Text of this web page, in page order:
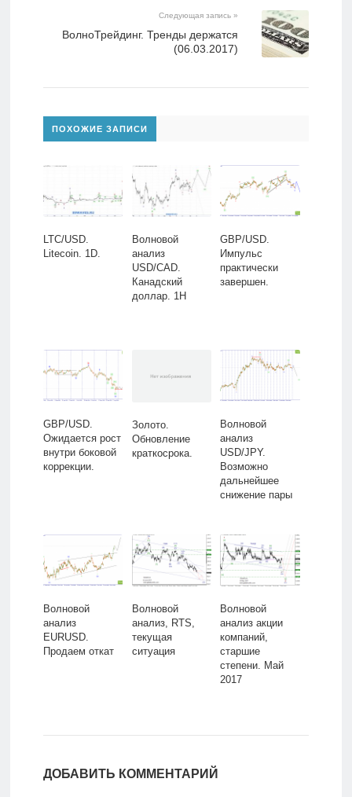
Следующая запись »
ВолноТрейдинг. Тренды держатся
(06.03.2017)
ПОХОЖИЕ ЗАПИСИ
LTC/USD.
Litecoin. 1D.
Волновой
анализ
USD/CAD.
Канадский
доллар. 1H
GBP/USD.
Импульс
практически
завершен.
GBP/USD.
Ожидается рост
внутри боковой
коррекции.
Золото.
Обновление
краткосрока.
Волновой
анализ
USD/JPY.
Возможно
дальнейшее
снижение пары
Волновой
анализ
EURUSD.
Продаем откат
Волновой
анализ, RTS,
текущая
ситуация
Волновой
анализ акции
компаний,
старшие
степени. Май
2017
ДОБАВИТЬ КОММЕНТАРИЙ